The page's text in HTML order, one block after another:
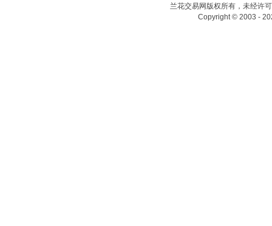
兰花交易网版权所有，未经许
Copyright © 2003 -